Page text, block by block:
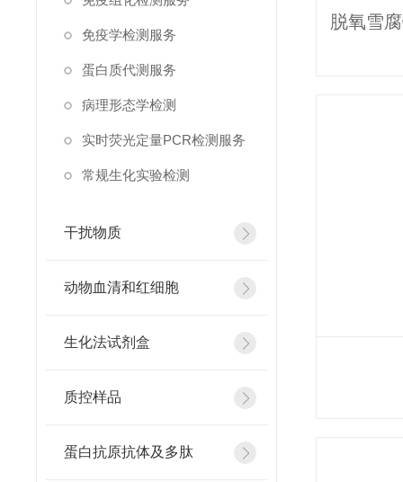
免疫学检测服务
蛋白质代测服务
病理形态学检测
实时荧光定量PCR检测服务
常规生化实验检测
干扰物质
动物血清和红细胞
生化法试剂盒
质控样品
蛋白抗原抗体及多肽